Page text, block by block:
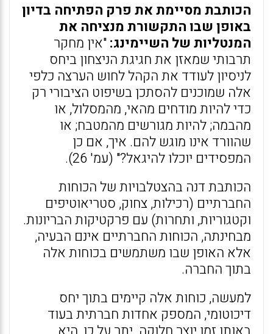
הכותבת מסיימת את פרק הפתיחה בדיון
באופן שבו התקשורת מנציחה את
המנטליות של השיימינג:"אין מחקר
תרבותי שמאזן את חגיגת הניצחון ביחס
לניסיון לעודד את הקהל לחוש הערצה כלפי
אלה שמוכנים להסתכן בשיפוט הציבורי רק
כדי להיות מודחים מהאי, מהמסלול, או
מהבמה; להיות מגורשים מהמטבח; או
שהוורד אינו מוגש להם. איך, אם כן
המפסידים יוכלו להיגאל?" (עמ' 26).
הכותבת דנה בהצטלבויות של הכוחות
החברתיים (רכילות, צחוק, סטריאוטיפים
וקטגוריות, ותחרות) עם פרקטיקות הבריונות.
מבחינתה, הכוחות החברתיים אינם הבעיה,
אלא האופן שבו משתמשים בכוחות אלה
בתוך החברה.
למעשה, כוחות אלה קיימים בתוך יחס
דיכוטומי, המספק אחדות חברתית בעוד